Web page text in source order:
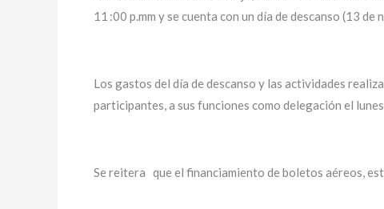
11 :00 p.mm y se cuenta con un día de descanso (13
Los gastos del día de descanso y las actividades
participantes, a sus funciones como delegación el
Se reitera que el financiamiento de boletos aéreos,